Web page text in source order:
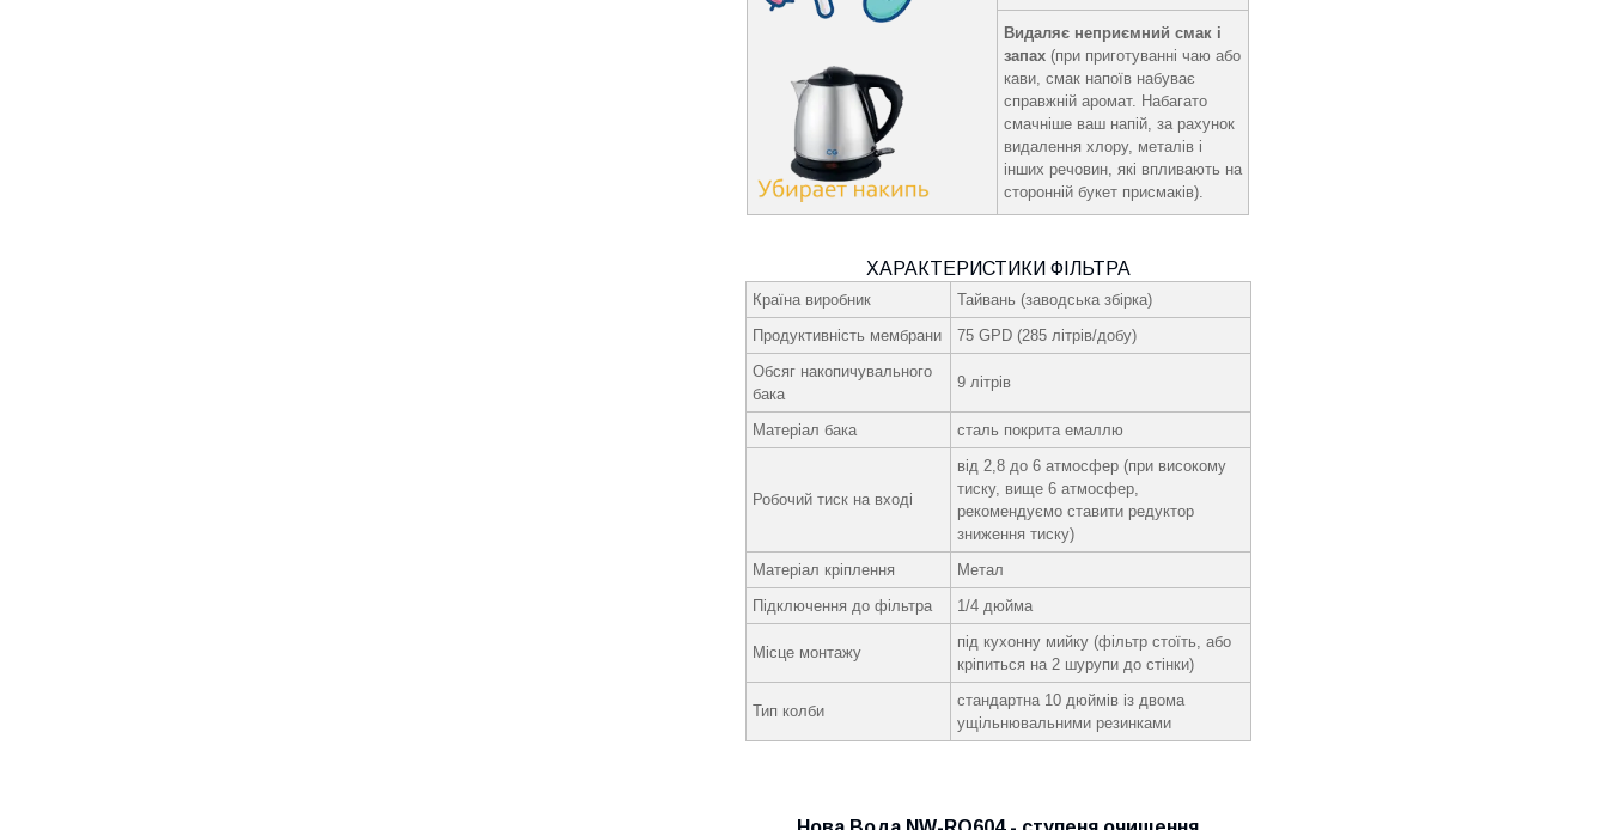
Видаляє неприємний смак і
запах (при приготуванні чаю або
кави, смак напоїв набуває
справжній аромат. Набагато
смачніше ваш напій, за рахунок
видалення хлору, металів і
інших речовин, які впливають на
сторонній букет присмаків).
ХАРАКТЕРИСТИКИ ФІЛЬТРА
Країна виробник
Тайвань (заводська збірка)
Продуктивність мембрани
75 GPD (285 літрів/добу)
Обсяг накопичувального
бака
9 літрів
Матеріал бака сталь покрита емаллю
Робочий тиск на вході
від 2,8 до 6 атмосфер (при високому
тиску, вище 6 атмосфер,
рекомендуємо ставити редуктор
зниження тиску)
Матеріал кріплення
Метал
Підключення до фільтра
1/4 дюйма
Місце монтажу
під кухонну мийку (фільтр стоїть, або
кріпиться на 2 шурупи до стінки)
Тип колби
стандартна 10 дюймів із двома
ущільнювальними резинками